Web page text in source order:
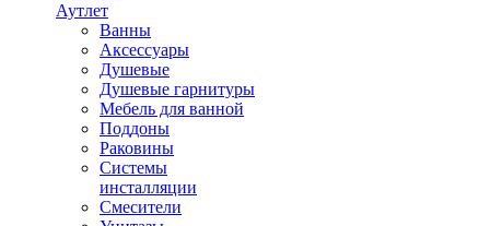
Аутлет
Ванны
Аксессуары
Душевые
Душевые гарнитуры
Мебель для ванной
Поддоны
Раковины
Системы
инсталляции
Смесители